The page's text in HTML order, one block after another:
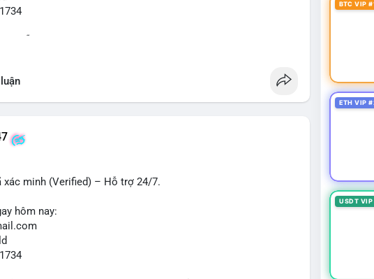
và chuyển tiền quốc tế.
#cashout
xác minh (Verified) – Hỗ trợ 24/7.
hôm nay:
BTC VIP
ETH VIP
USDT